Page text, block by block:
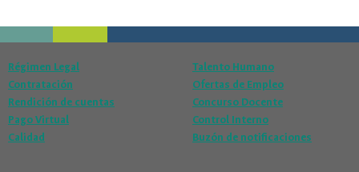
Régimen Legal
Contratación
Rendición de cuentas
Pago Virtual
Calidad
Talento Humano
Ofertas de Empleo
Concurso Docente
Control Interno
Buzón de notificaciones